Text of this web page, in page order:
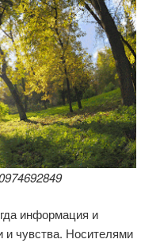
информация и
и чувства. Носителями